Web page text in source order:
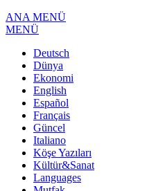
ANA MENÜ
MENÜ
Deutsch
Dünya
Ekonomi
English
Español
Français
Güncel
Italiano
Köşe Yazıları
Kültür&Sanat
Languages